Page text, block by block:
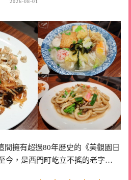
2026-08-01
間擁有超過80年歷史的《美觀園日
今，是西門町屹立不搖的老字…